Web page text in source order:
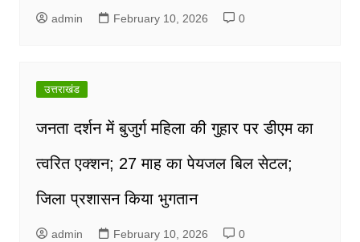
admin February 10, 2026 0
उत्तराखंड
जनता दर्शन में बुजुर्ग महिला की गुहार पर डीएम का
त्वरित एक्शन; 27 माह का पेयजल बिल सेटल;
जिला प्रशासन किया भुगतान
admin February 10, 2026 0